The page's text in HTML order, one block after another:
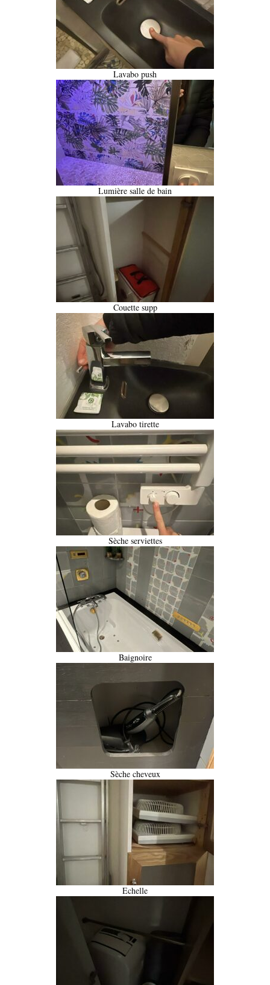
Lavabo push
Lumière salle de bain
Couette supp
Lavabo tirette
Sèche serviettes
Baignoire
Sèche cheveux
Echelle